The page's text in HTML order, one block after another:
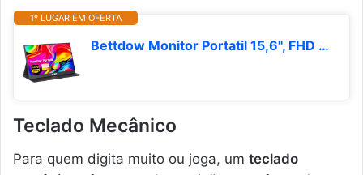
1º LUGAR EM OFERTA
Bettdow Monitor Portatil 15,6'', FHD 1080P Monitor Portátil Conectado Com USB C Dupla/HDMI, IPS Extensor De Tela para Notebook com VESA e Funda Inteligente magnético, Plug and Play
Teclado Mecânico
Para quem digita muito ou joga, um teclado